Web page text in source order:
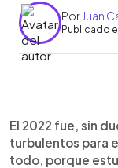
Por Juan
Publicado
►
El 2022 fue, sin
turbulentos para
todo, porque